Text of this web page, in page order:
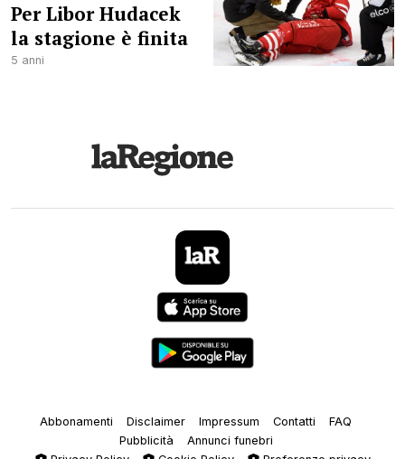
Per Libor Hudacek
la stagione è finita
5 anni
Abbonamenti Disclaimer Impressum Contatti
FAQ
Pubblicità
Annunci funebri